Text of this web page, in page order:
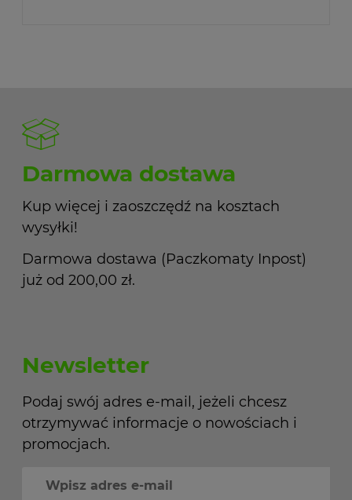
Darmowa dostawa
Kup więcej i zaoszczędź na kosztach
wysyłki!
Darmowa dostawa (Paczkomaty Inpost)
już od 200,00 zł.
Newsletter
Podaj swój adres e-mail, jeżeli chcesz
otrzymywać informacje o nowościach i
promocjach.